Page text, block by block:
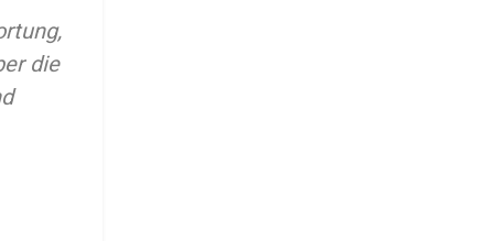
die